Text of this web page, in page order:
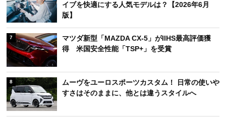
イブを快適にする人気モデルは？【2026年6月
版】
7
マツダ新型「MAZDA CX-5」がIIHS最高評価獲
得 米国安全性能「TSP+」を受賞
8
ムーヴをユーロスポーツカスタム！ 日常の使いや
すさはそのままに、他とは違うスタイルへ